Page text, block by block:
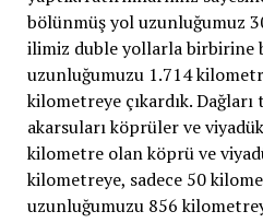
bölünmüş yol uzunluğumuz
ilimiz duble yollarla birbirine
uzunluğumuzu 1.714
kilometreye çıkardık.
akarsuları köprüler ve
kilometre olan köprü ve
kilometreye, sadece 50
uzunluğumuzu 856